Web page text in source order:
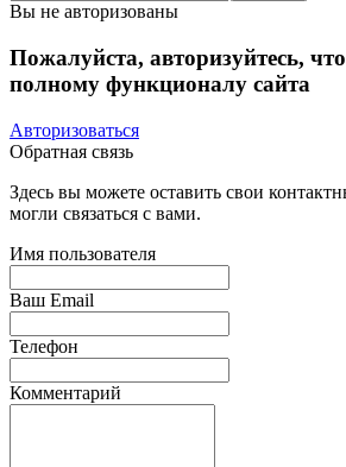
Вы не авторизованы
Пожалуйста, авторизуйтесь,
полному функционалу сайта
Авторизоваться
Обратная связь
Здесь вы можете оставить свои
могли связаться с вами.
Имя пользователя
Ваш Email
Телефон
Комментарий